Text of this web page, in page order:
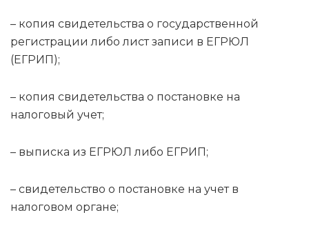
– копия свидетельства о государственной
регистрации либо лист записи в ЕГРЮЛ
(ЕГРИП);
– копия свидетельства о постановке на
налоговый учет;
– выписка из ЕГРЮЛ либо ЕГРИП;
– свидетельство о постановке на учет в
налоговом органе;